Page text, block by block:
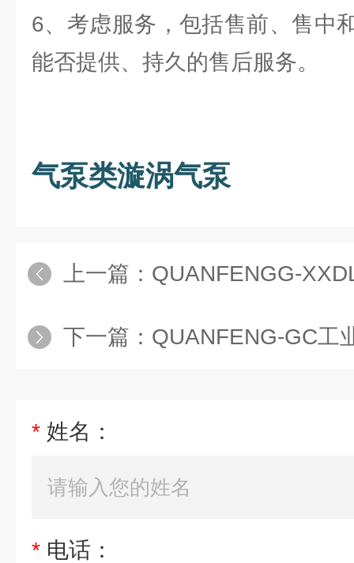
6、考虑服务，包括售前、售中
能否提供、持久的售后服务。
气泵类漩涡气泵
上一篇： QUANFENGG-
下一篇： QUANFENG-GC工
* 姓名：
* 电话：